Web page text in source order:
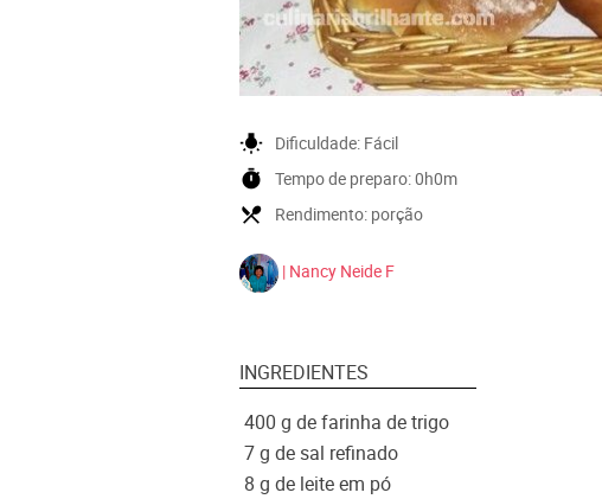
wb_incandescent Dificuldade: Fácil
timer Tempo de preparo:0h0m
local_dining Rendimento: porção
| Nancy Neide F
INGREDIENTES
400 g de farinha de trigo
7 g de sal refinado
8 g de leite em pó